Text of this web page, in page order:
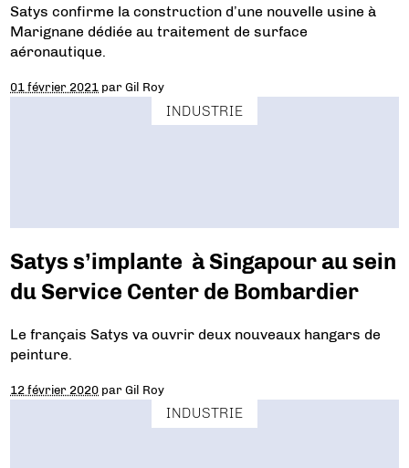
Satys confirme la construction d’une nouvelle usine à
Marignane dédiée au traitement de surface
aéronautique.
01 février 2021 parGil Roy
INDUSTRIE
Satys s’implante à Singapour au sein
du Service Center de Bombardier
Le français Satys va ouvrir deux nouveaux hangars de
peinture.
12 février 2020 parGil Roy
INDUSTRIE